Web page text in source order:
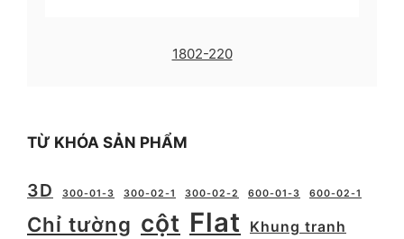
1802-220
TỪ KHÓA SẢN PHẨM
3D 300-01-3 300-02-1 300-02-2 600-01-3 600-02-1
Chỉ tường cột Flat
Khung tranh